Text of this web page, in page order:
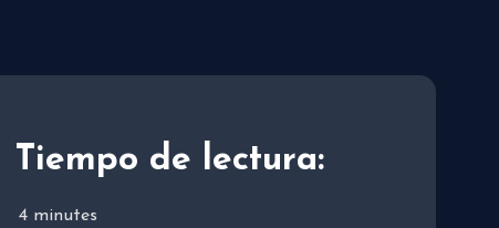
Tiempo de lectura:
4 minutes